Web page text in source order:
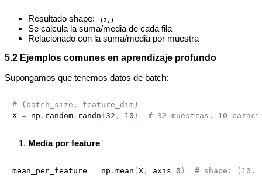
Resultado shape: (2,)
Se calcula la suma/media de cada fila
Relacionado con la suma/media por muestra
5.2 Ejemplos comunes en aprendizaje profundo
Supongamos que tenemos datos de batch:
# (batch_size, feature_dim)
X = np . random. randn ( 32 , 10 ) # 32 muestras, 10
Media por feature
mean_per_feature = np . mean ( X, axis=0 ) # shape: (10,)